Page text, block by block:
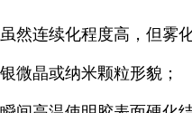
虽然连续化程度高，但雾
银微晶或纳米颗粒形貌；